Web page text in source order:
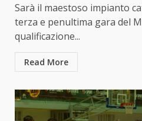
Sarà il maestoso impianto
terza e penultima gara del
qualificazione...
Read More